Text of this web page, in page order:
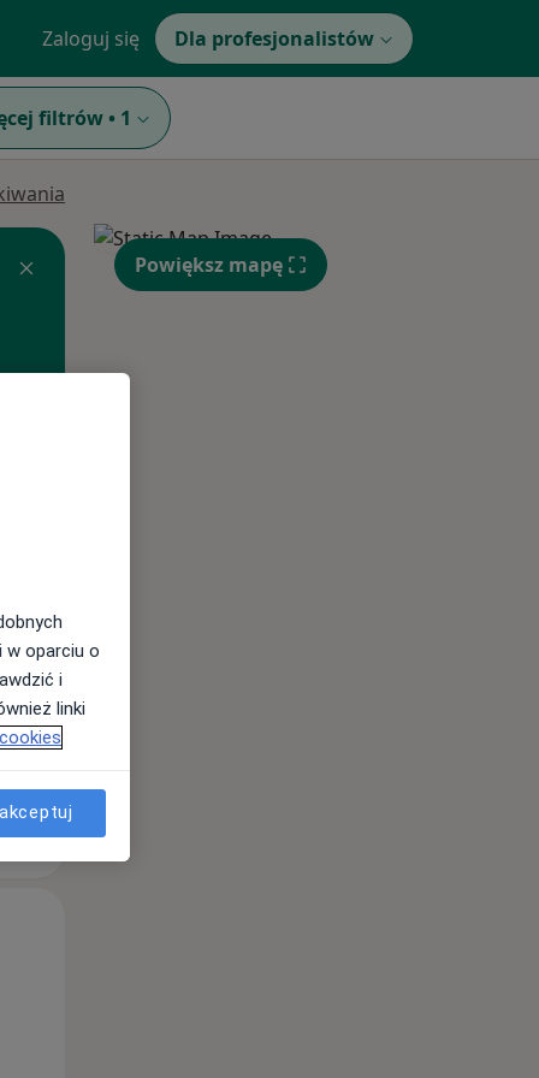
Zaloguj się Dla profesjonalistów
filtrów • 1
Powiększ mapę
w oparciu o
i
linki